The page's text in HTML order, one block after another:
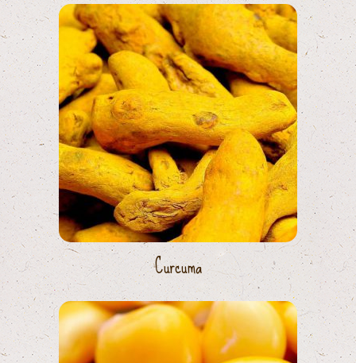
Curcuma